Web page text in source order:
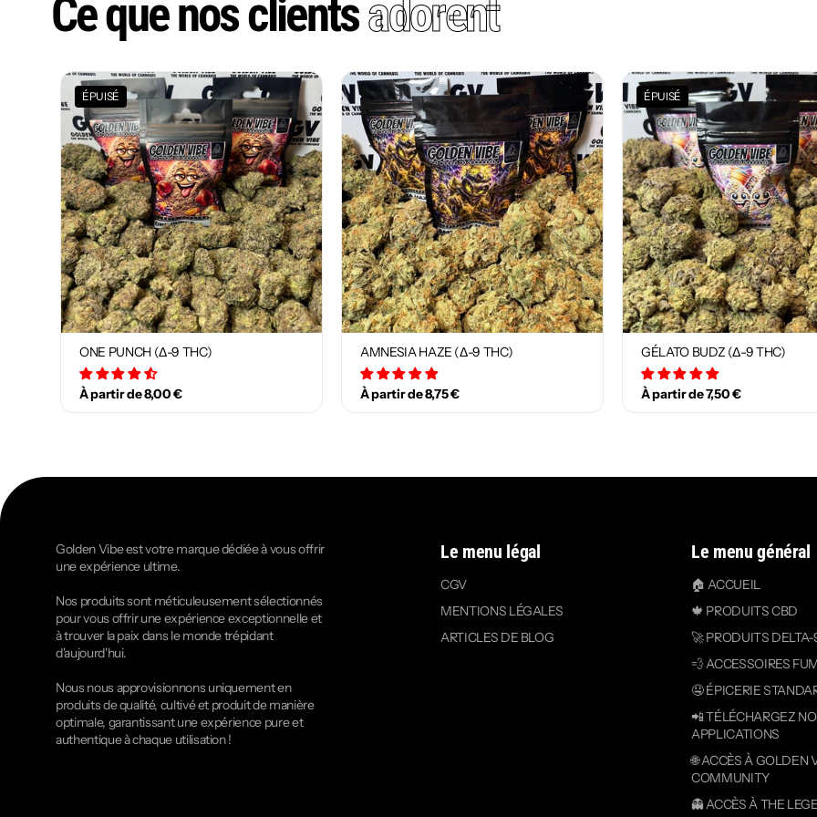
Ce que nos clientsadorent
ÉPUISÉ
ONE PUNCH (Δ-9 THC)
À partir de 8,00 €
AMNESIA HAZE (Δ-9 THC)
À partir de 8,75 €
ÉPUISÉ
GÉLATO BUDZ (Δ-9 THC)
À partir de 7,50 €
Golden Vibe est votre marque dédiée à vous offrir
une expérience ultime.
Nos produits sont méticuleusement sélectionnés
pour vous offrir une expérience exceptionnelle et
à trouver la paix dans le monde trépidant
d'aujourd'hui.
Nous nous approvisionnons uniquement en
produits de qualité, cultivé et produit de manière
optimale, garantissant une expérience pure et
authentique à chaque utilisation !
Le menu légal
CGV
MENTIONS LÉGALES
ARTICLES DE BLOG
Le menu général
🏠 ACCUEIL
🍁 PRODUITS CBD
🚀 PRODUITS
💨 ACCESSOIRES
🤤 ÉPICERIE
📲 TÉLÉCHARGEZ
APPLICATIONS
🌐 ACCÈS À GOLDEN
COMMUNITY
👻 ACCÈS À THE